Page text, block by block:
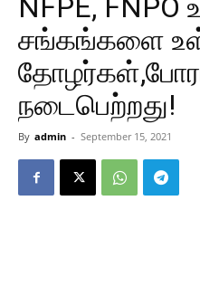
NFPE, FNPO
சங்கங்களை
நடைபெற்றது!
By admin - September 15, 2021